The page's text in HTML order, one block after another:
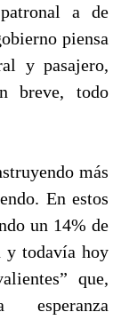
a de
piensa
y pasajero,
breve, todo
más
En estos
un 14% de
y todavía hoy
que,
esperanza